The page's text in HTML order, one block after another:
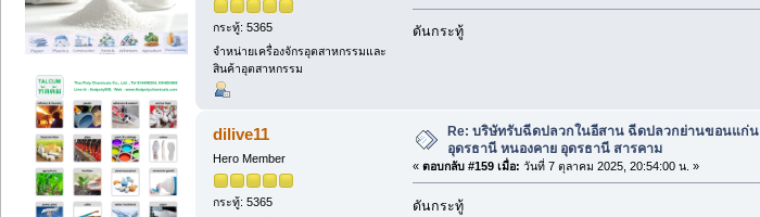
กระทู้: 5365
จำหน่ายเครื่องจักรอุตสาหกรรมและ
สินค้าอุตสาหกรรม
ดันกระทู้
dilive11
Hero Member
กระทู้: 5365
Re: บริษัทรับฉีดปลวกในอีสาน ฉีดปลวกย่านขอนแก่น
อุดรธานี หนองคาย อุดรธานี สารคาม
« ตอบกลับ #159 เมื่อ: วันที่ 7 ตุลาคม 2025, 20:54:00 น. »
ดันกระทู้